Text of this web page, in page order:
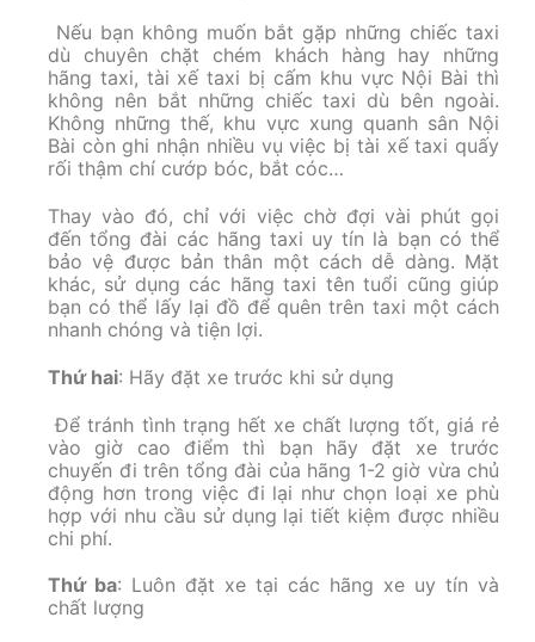
Nếu bạn không muốn bắt gặp những chiếc taxi
dù chuyên chặt chém khách hàng hay những
hãng taxi, tài xế taxi bị cấm khu vực Nội Bài thì
không nên bắt những chiếc taxi dù bên ngoài.
Không những thế, khu vực xung quanh sân Nội
Bài còn ghi nhận nhiều vụ việc bị tài xế taxi quấy
rối thậm chí cướp bóc, bắt cóc…
Thay vào đó, chỉ với việc chờ đợi vài phút gọi
đến tổng đài các hãng taxi uy tín là bạn có thể
bảo vệ được bản thân một cách dễ dàng. Mặt
khác, sử dụng các hãng taxi tên tuổi cũng giúp
bạn có thể lấy lại đồ để quên trên taxi một cách
nhanh chóng và tiện lợi.
Thứ hai: Hãy đặt xe trước khi sử dụng
Để tránh tình trạng hết xe chất lượng tốt, giá rẻ
vào giờ cao điểm thì bạn hãy đặt xe trước
chuyến đi trên tổng đài của hãng 1-2 giờ vừa chủ
động hơn trong việc đi lại như chọn loại xe phù
hợp với nhu cầu sử dụng lại tiết kiệm được nhiều
chi phí.
Thứ ba: Luôn đặt xe tại các hãng xe uy tín và
chất lượng